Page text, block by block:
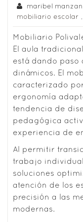
maribel
mobiliario escolar ,
Mobiliario
El aula
está dando paso
dinámicos. El
caracterizado
ergonomía
tendencia de
pedagógica
experiencia de
Al permitir
trabajo
soluciones
atención de los
precisión a las
modernas.